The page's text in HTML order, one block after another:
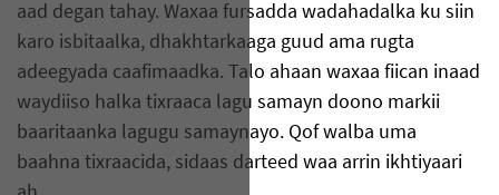
aad degan tahay. Waxaa fursadda wadahadalka ku siin
karo isbitaalka, dhakhtarkaaga guud ama rugta
adeegyada caafimaadka. Talo ahaan waxaa fiican inaad
waydiiso halka tixraaca lagu samayn doono markii
baaritaanka lagugu samaynayo. Qof walba uma
baahna tixraacida, sidaas darteed waa arrin ikhtiyaari